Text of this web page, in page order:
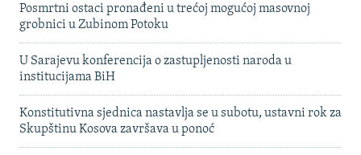
Posmrtni ostaci pronađeni u trećoj mogućoj masovnoj
grobnici u Zubinom Potoku
U Sarajevu konferencija o zastupljenosti naroda u
institucijama BiH
Konstitutivna sjednica nastavlja se u subotu, ustavni rok za
Skupštinu Kosova završava u ponoć